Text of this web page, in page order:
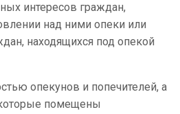
интересов граждан,
над ними опеки или
находящихся под опекой
опекунов и попечителей, а
помещены